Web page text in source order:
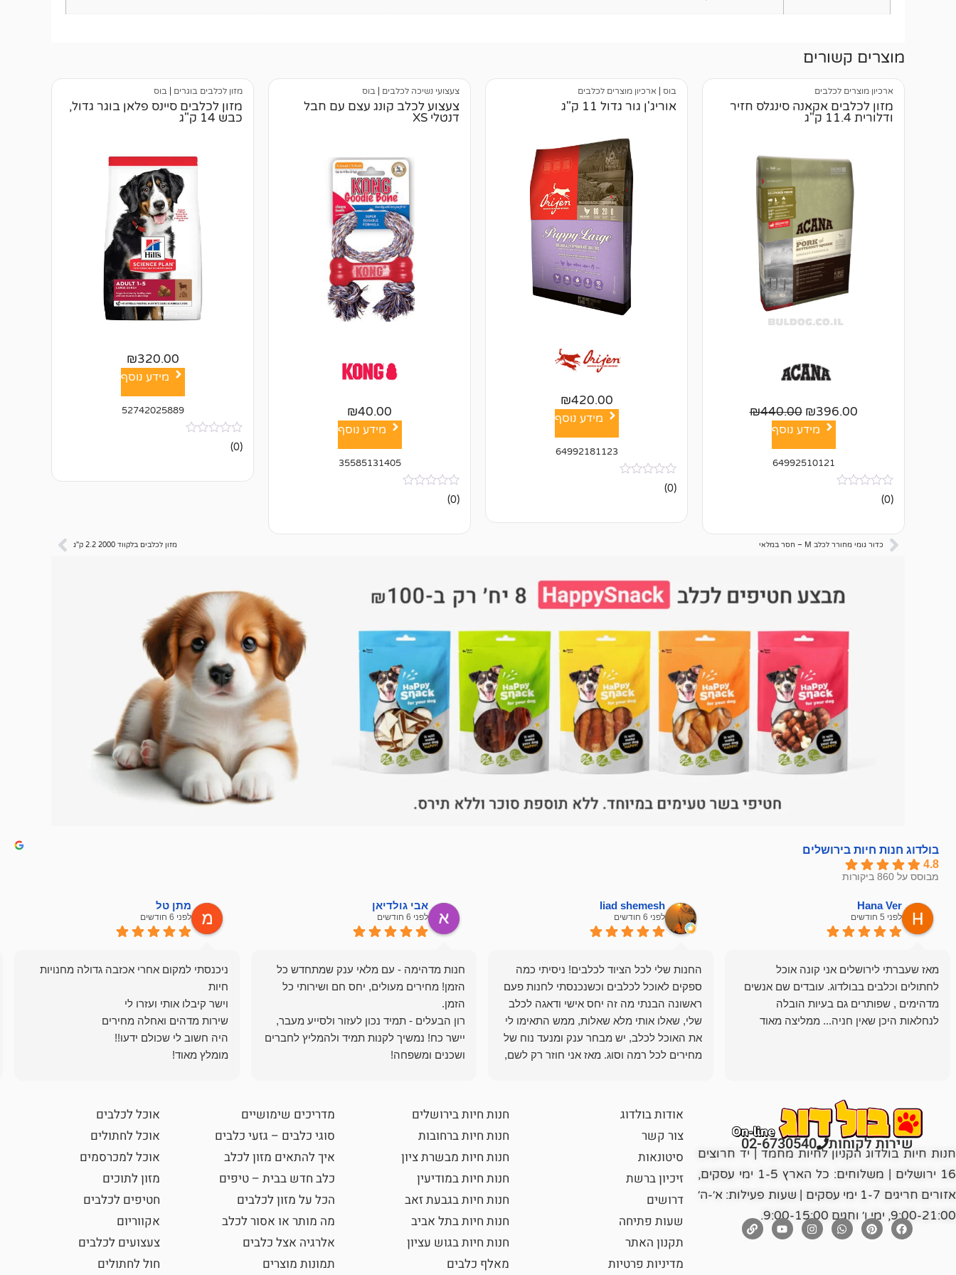
מוצרים קשורים
ארכיון מוצרים לכלבים
מזון לכלבים אקאנה סינגלס חזיר
ודלורית 11.4 ק"ג
₪396.00
₪440.00
מידע נוסף
64992510121
אין
ביקורות
(0)
בוס ארכיון מוצרים לכלבים
אוריג'ן גור גדול 11 ק"ג
₪420.00
מידע נוסף
64992181123
אין
ביקורות
(0)
צעצועי נשיכה לכלבים בוס
צעצוע לכלב קונג עצם עם חבל
דנטלי XS
₪40.00
מידע נוסף
35585131405
אין
ביקורות
(0)
מזון לכלבים בוגרים בוס
מזון לכלבים סיינס פלאן בוגר גדול,
כבש 14 ק"ג
₪320.00
מידע נוסף
52742025889
אין
ביקורות
(0)
כדור גומי מחורר לכלב M – חסר במלאי מזון לכלבים בלקווד 2000 2.2 ק"ג
בולדוג חנות חיות בירושלים
4.8
מבוסס על 860 ביקורות
Hana Ver
לפני 5 חודשים
מאז שעברתי לירושלים אני קונה אוכל
לחתולים וכלבים בבולדוג. עובדים שם אנשים
מדהימים , שפותרים גם בעיות הובלה
לנחלאות היכן שאין חניה... ממליצה מאוד
liad shemesh
לפני 6 חודשים
החנות שלי לכל הציוד לכלבים! ניסיתי כמה
ספקים לאוכל לכלבים וכשנכנסתי לחנות פעם
ראשונה הבנתי מה זה יחס אישי ודאגה לכלב
שלי, שאלו אותי מלא שאלות, ממש התאימו לי
את האוכל לכלב, יש מבחר ענק ומנעד נוח של
מחירים לכל רמה וסוג. מאז אני חוזר רק לשם,
אבי גולדיאן
לפני 6 חודשים
חנות מדהימה - עם מלאי ענק שמתחדש כל
הזמן! מחירים מעולים, יחס חם ושירותי כל
רון הבעלים - תמיד נכון לעזור ולסייע מעבר,
יישר כח! נמשיך לקנות תמיד ולהמליץ לחברים
ושכנים ומשפחה!
מתן טל
לפני 6 חודשים
ניכנסתי למקום אחרי אכזבה גדולה מחנויות
מומלץ מאוד!
שירות לקוחות 02-6730540
חנות חיות בולדוג הקניון לחיות מחמד | יד חרוצים
16 ירושלים | משלוחים: כל הארץ 1-5 ימי עסקים,
אזורים חריגים 1-7 ימי עסקים | שעות פעילות: א׳-ה׳
9:00-21:00, ימי ו׳ וחגים 9:00-15:00.
אודות בולדוג
צור קשר
סיטונאות
זיכיון ברשת
דרושים
שעות פתיחה
תקנון האתר
מדיניות פרטיות
חנות חיות בירושלים
חנות חיות ברחובות
חנות חיות מבשרת ציון
חנות חיות במודיעין
חנות חיות בגבעת זאב
חנות חיות בתל אביב
חנות חיות בגוש עציון
מאלף כלבים
מדריכים שימושיים
סוגי כלבים – גזעי כלבים
איך להתאים מזון לכלב
כלב חדש בבית – טיפים
הכל על מזון לכלבים
מה מותר או אסור לכלב
אלרגיה אצל כלבים
תמונות מוצרים
אוכל לכלבים
אוכל לחתולים
אוכל למכרסמים
מזון לתוכים
חטיפים לכלבים
אקווריום
צעצועים לכלבים
חול לחתולים